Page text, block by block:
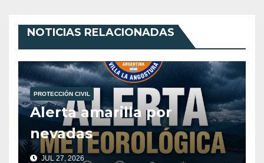
NOTICIAS RELACIONADAS
PROTECCIÓN CIVIL
Alerta amarilla por
nevadas
JUL 27, 2026